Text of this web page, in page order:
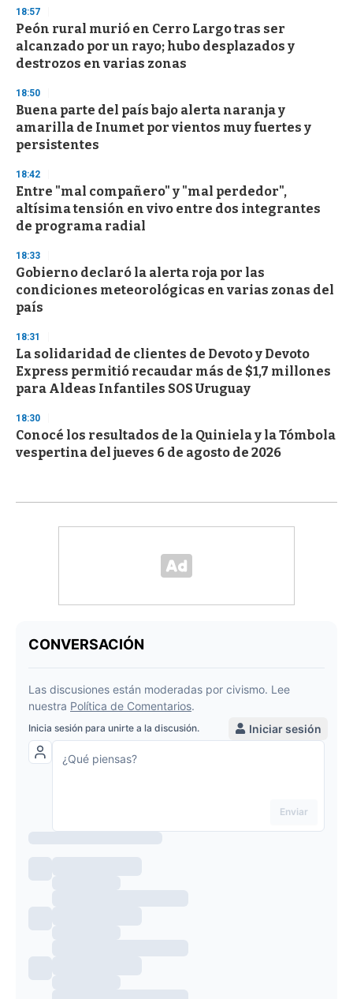
18:57
Peón rural murió en Cerro Largo tras ser
alcanzado por un rayo; hubo desplazados y
destrozos en varias zonas
18:50
Buena parte del país bajo alerta naranja y
amarilla de Inumet por vientos muy fuertes y
persistentes
18:42
Entre "mal compañero" y "mal perdedor",
altísima tensión en vivo entre dos integrantes
de programa radial
18:33
Gobierno declaró la alerta roja por las
condiciones meteorológicas en varias zonas del
país
18:31
La solidaridad de clientes de Devoto y Devoto
Express permitió recaudar más de $1,7 millones
para Aldeas Infantiles SOS Uruguay
18:30
Conocé los resultados de la Quiniela y la Tómbola
vespertina del jueves 6 de agosto de 2026